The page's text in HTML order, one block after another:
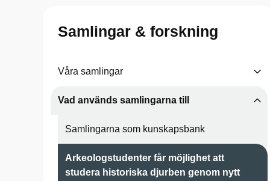
Samlingar & forskning
Våra samlingar
Vad används samlingarna till
Samlingarna som kunskapsbank
Arkeologstudenter får möjlighet att
studera historiska djurben genom nytt